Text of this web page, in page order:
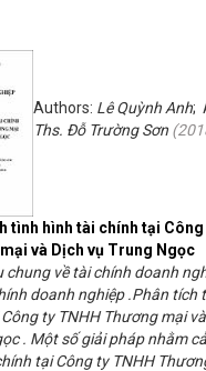
tình hình tài chính tại Công
và Dịch vụ Trung Ngọc
Authors: Lê Quỳnh Anh;
Ths. Đỗ Trường Sơn (
chung về tài chính doanh
doanh nghiệp .Phân tích
ty TNHH Thương mại
. Một số giải pháp nhằm
tại Công ty TNHH